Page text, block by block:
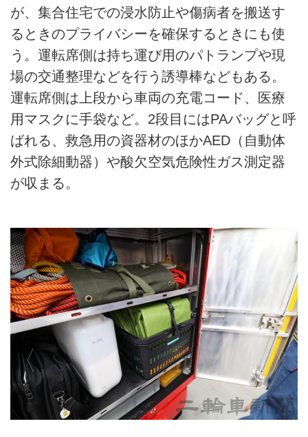
が、集合住宅での浸水防止や傷病者を搬送す
るときのプライバシーを確保するときにも使
う。運転席側は持ち運び用のパトランプや現
場の交通整理などを行う誘導棒などもある。
運転席側は上段から車両の充電コード、医療
用マスクに手袋など。2段目にはPAバッグと呼
ばれる、救急用の資器材のほかAED（自動体
外式除細動器）や酸欠空気危険性ガス測定器
が収まる。